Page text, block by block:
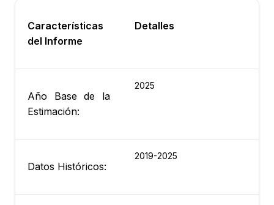
Características
del Informe
Detalles
Año Base de la
Estimación:
2025
Datos Históricos:
2019-2025